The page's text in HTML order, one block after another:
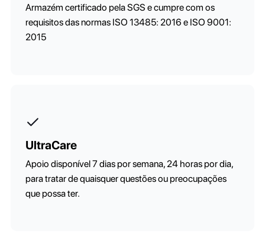
Armazém certificado pela SGS e cumpre com os
requisitos das normas ISO 13485: 2016 e ISO 9001:
2015
UltraCare
Apoio disponível 7 dias por semana, 24 horas por dia,
para tratar de quaisquer questões ou preocupações
que possa ter.